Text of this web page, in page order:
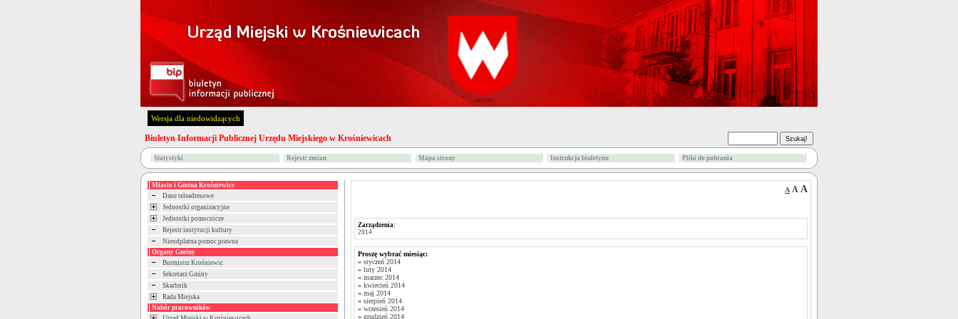
Wersja dla niedowidzących
Biuletyn Informacji Publicznej Urzędu Miejskiego w Krośniewicach
Statystyki Rejestr zmian Mapa strony Instrukcja biuletynu Pliki do pobrania
Miasto i Gmina Krośniewice
Dane teleadresowe
Jednostki organizacyjne
Jednostki pomocnicze
Rejestr instytucji kultury
Nieodpłatna pomoc prawna
Organy Gminy
Burmistrz Krośniewic
Sekretarz Gminy
Skarbnik
Rada Miejska
Nabór pracowników
A A A
Zarządzenia:
2014
Proszę wybrać miesiąc:
» styczeń 2014
» luty 2014
» marzec 2014
» kwiecień 2014
» maj 2014
» sierpień 2014
» wrzesień 2014
» grudzień 2014